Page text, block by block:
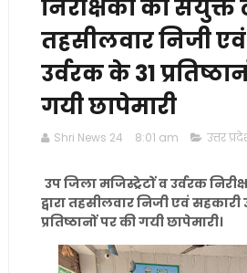
निरीक्षकों की संयुक्त
तहसीलवार निजी
उर्वरक के 31
गयी छापेमारी
Shri News 24 8:01 am उत्तर
उप जिला मजिस्ट्रेटों व उर्वरक
द्वारा तहसीलवार निजी एवं सहकारी
प्रतिष्ठानों पर की गयी छापेमारी।